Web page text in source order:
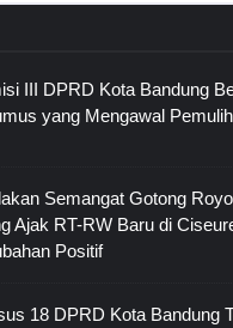
III DPRD Kota Bandung
yang Mengawal
Semangat Gotong
Ajak RT-RW Baru di
Positif
18 DPRD Kota Bandung